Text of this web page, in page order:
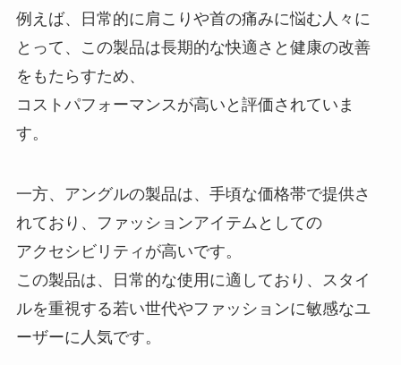
例えば、日常的に肩こりや首の痛みに悩む人々に
とって、この製品は長期的な快適さと健康の改善
をもたらすため、
コストパフォーマンスが高いと評価されていま
す。
一方、アングルの製品は、手頃な価格帯で提供さ
れており、ファッションアイテムとしての
アクセシビリティが高いです。
この製品は、日常的な使用に適しており、スタイ
ルを重視する若い世代やファッションに敏感なユ
ーザーに人気です。